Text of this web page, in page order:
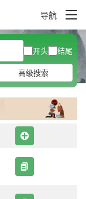
导航
开头
结尾
高级搜索